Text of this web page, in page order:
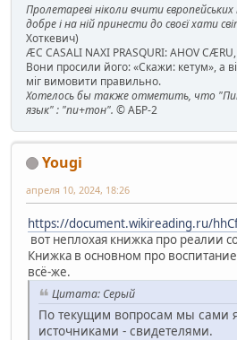
Пролетареві ніколи вчити
добре і на ній принести до своєї хати
Хоткевич)
ÆC CASALI NAXI PRASQURI: AHOV
Вони просили його: «Скажи: кетум», а
міг вимовити правильно.
Хотелось бы также отметить, что
язык" : "пи+тон". © АБР-2
Yougi
апреля 10, 2024, 18:26
https://document.wikireading.ru/
вот неплохая книжка про реалии
Книжка в основном про
всё-же.
Цитата: Серый
По текущим вопросам мы сами
источниками - свидетелями.